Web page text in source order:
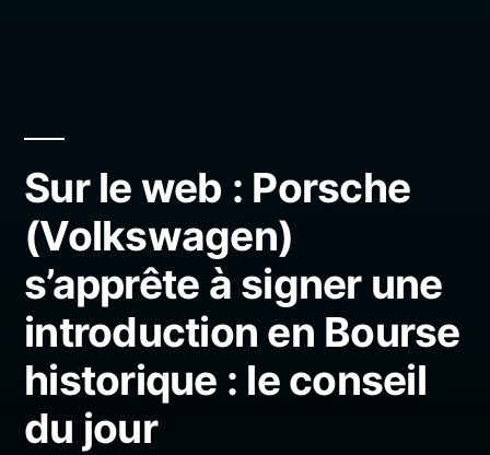
Sur le web : Porsche
(Volkswagen)
s’apprête à signer une
introduction en Bourse
historique : le conseil
du jour